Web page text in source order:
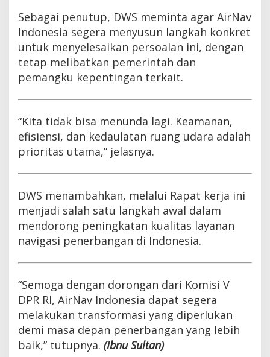
Sebagai penutup, DWS meminta agar AirNav
Indonesia segera menyusun langkah konkret
untuk menyelesaikan persoalan ini, dengan
tetap melibatkan pemerintah dan
pemangku kepentingan terkait.
“Kita tidak bisa menunda lagi. Keamanan,
efisiensi, dan kedaulatan ruang udara adalah
prioritas utama,” jelasnya.
DWS menambahkan, melalui Rapat kerja ini
menjadi salah satu langkah awal dalam
mendorong peningkatan kualitas layanan
navigasi penerbangan di Indonesia.
“Semoga dengan dorongan dari Komisi V
DPR RI, AirNav Indonesia dapat segera
melakukan transformasi yang diperlukan
demi masa depan penerbangan yang lebih
baik,” tutupnya. (Ibnu Sultan)